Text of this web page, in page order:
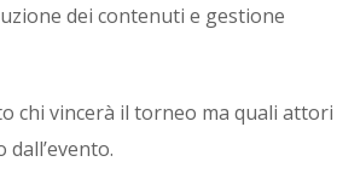
dei contenuti e gestione
chi vincerà il torneo ma quali attori